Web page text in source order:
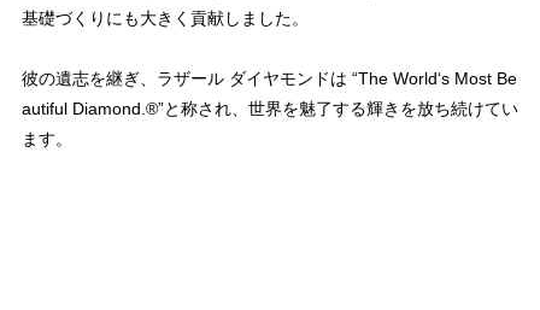
基礎づくりにも大きく貢献しました。
彼の遺志を継ぎ、ラザール ダイヤモンドは “The World‘s Most Be
autiful Diamond.®”と称され、世界を魅了する輝きを放ち続けてい
ます。